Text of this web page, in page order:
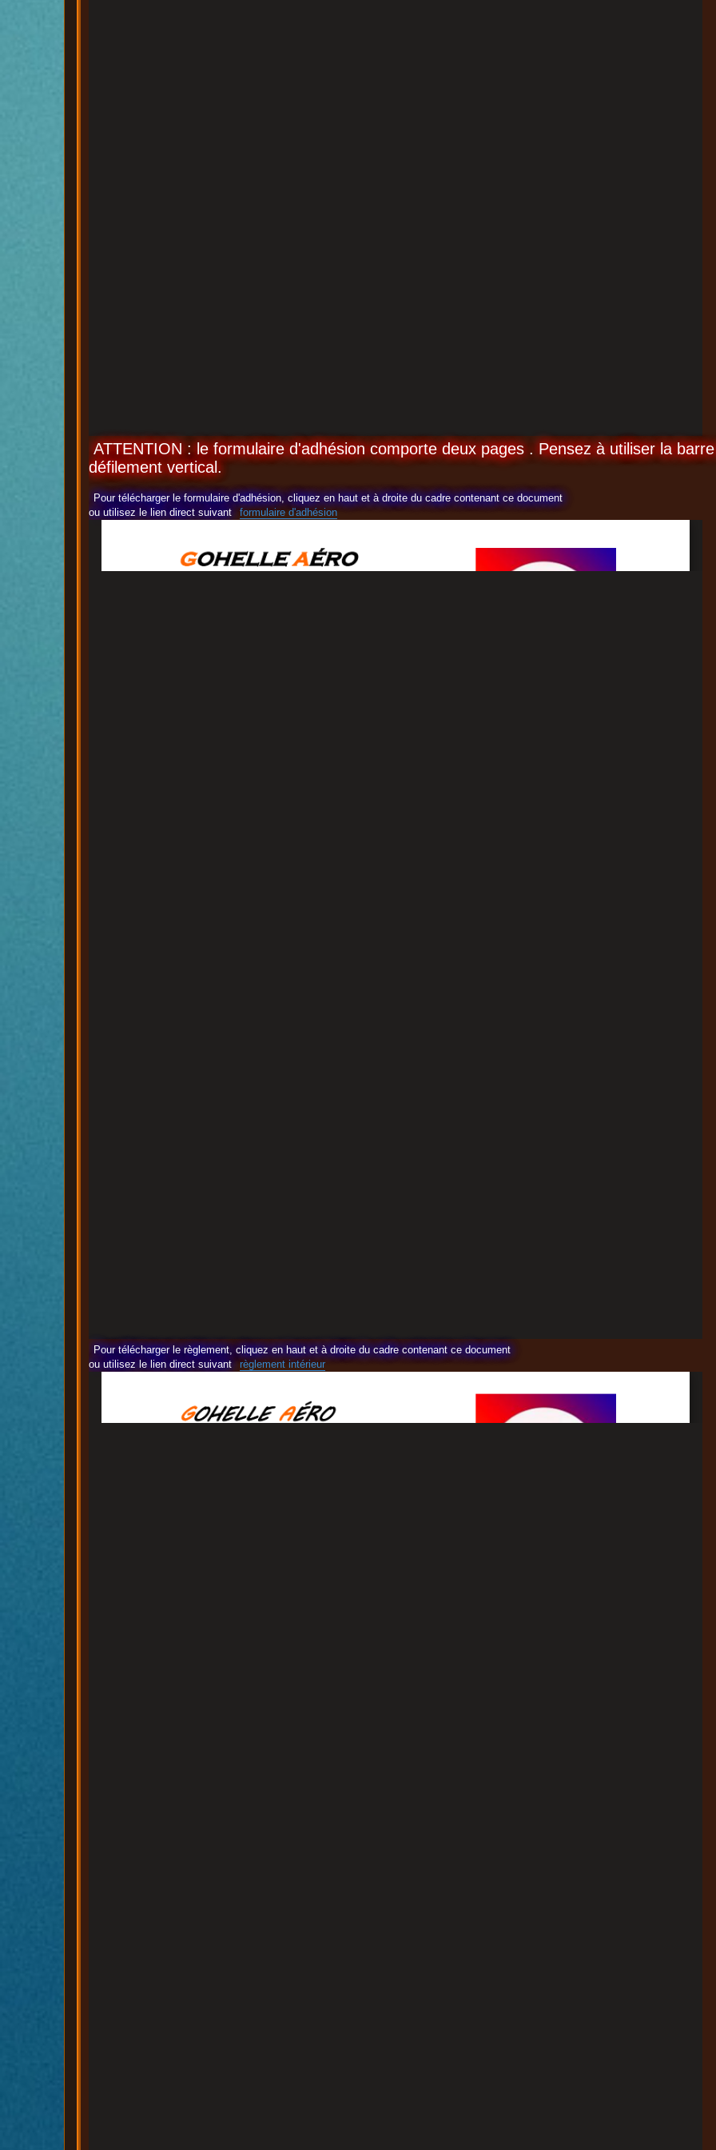
ATTENTION : le formulaire d'adhésion comporte deux pages . Pensez à utiliser la
défilement vertical.
Pour télécharger le formulaire d'adhésion, cliquez en haut et à droite du cadre contenant ce document
ou utilisez le lien direct suivant
formulaire d'adhésion
Pour télécharger le règlement, cliquez en haut et à droite du cadre contenant ce document
ou utilisez le lien direct suivant
règlement intérieur